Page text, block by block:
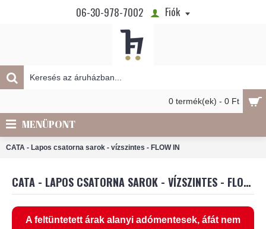
06-30-978-7002 Fiók
0 termék(ek) - 0 Ft
MENÜPONT
CATA - Lapos csatorna sarok - vízszintes - FLOW IN
CATA - LAPOS CSATORNA SAROK - VÍZSZINTES - FLOW IN
A feltüntetett árak alanyi adómentesek, áfát nem